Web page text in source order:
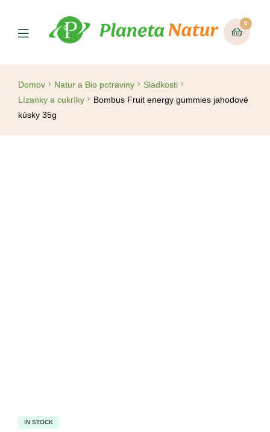
0
Domov Natur a Bio potraviny
Sladkosti
Lízanky a cukríky
Bombus Fruit energy gummies jahodové
kúsky 35g
IN STOCK